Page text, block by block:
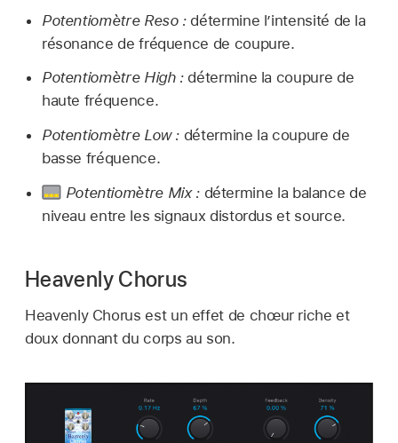
Potentiomètre Reso :détermine l’intensité de la
résonance de fréquence de coupure.
Potentiomètre High :détermine la coupure de
haute fréquence.
Potentiomètre Low : détermine la coupure de
basse fréquence.
Potentiomètre Mix : détermine la balance de
niveau entre les signaux distordus et source.
Heavenly Chorus
Heavenly Chorus est un effet de chœur riche et
doux donnant du corps au son.